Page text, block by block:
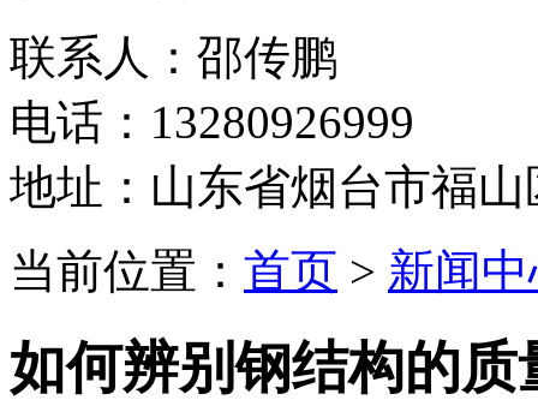
联系人：邵传鹏
电话：13280926999
地址：山东省烟台市福
当前位置： 首页 > 新闻
如何辨别钢结构的质